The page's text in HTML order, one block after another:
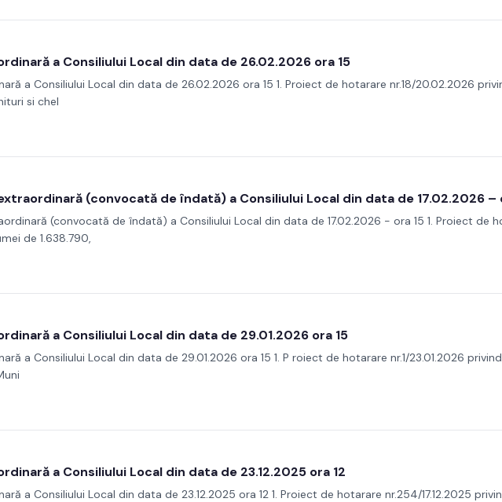
a Consiliului Local din data de 26.02.2026 ora 15
a Consiliului Local din data de 26.02.2026 ora 15 1. Proiect de hotarare nr.18/20.02.2026
si chel
(convocată de îndată) a Consiliului Local din data de 17.02.2026 –
(convocată de îndată) a Consiliului Local din data de 17.02.2026 - ora 15 1. Proiect de
de 1.638.790,
a Consiliului Local din data de 29.01.2026 ora 15
a Consiliului Local din data de 29.01.2026 ora 15 1. P roiect de hotarare nr.1/23.01.2026
a Consiliului Local din data de 23.12.2025 ora 12
a Consiliului Local din data de 23.12.2025 ora 12 1. Proiect de hotarare nr.254/17.12.2025